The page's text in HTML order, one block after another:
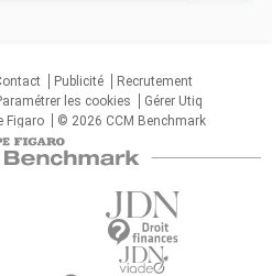
Publicité
Recrutement
les cookies
Gérer Utiq
Figaro © 2026 CCM Benchmark